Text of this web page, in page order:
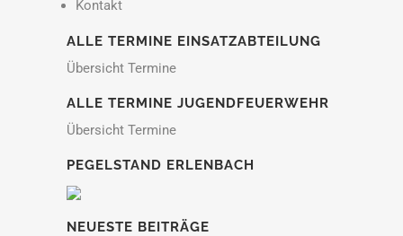
Kontakt
ALLE TERMINE EINSATZABTEILUNG
Übersicht Termine
ALLE TERMINE JUGENDFEUERWEHR
Übersicht Termine
PEGELSTAND ERLENBACH
NEUESTE BEITRÄGE